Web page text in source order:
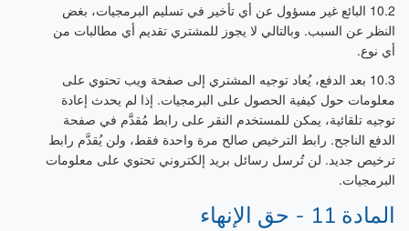
10.2 البائع غير مسؤول عن أي تأخير في تسليم البرمجيات، بغض
النظر عن السبب. وبالتالي لا يجوز للمشتري تقديم أي مطالبات من
أي نوع.
10.3 بعد الدفع، يُعاد توجيه المشتري إلى صفحة ويب تحتوي على
معلومات حول كيفية الحصول على البرمجيات. إذا لم يحدث إعادة
توجيه تلقائية، يمكن للمستخدم النقر على رابط مُقدَّم في صفحة
الدفع الناجح. رابط الترخيص صالح مرة واحدة فقط، ولن يُقدَّم رابط
ترخيص جديد. لن تُرسل رسائل بريد إلكتروني تحتوي على معلومات
البرمجيات.
المادة 11 - حق الإنهاء